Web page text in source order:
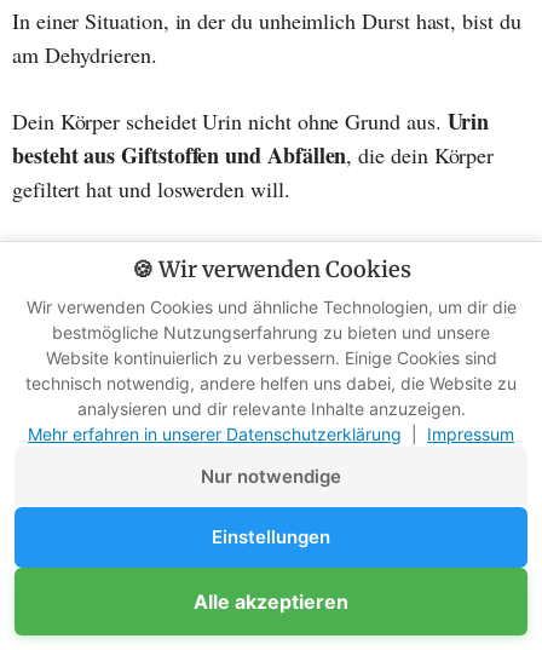
In einer Situation, in der du unheimlich Durst hast, bist du
am Dehydrieren.
Dein Körper scheidet Urin nicht ohne Grund aus. Urin
besteht aus Giftstoffen und Abfällen, die dein Körper
gefiltert hat und loswerden will.
Je mehr du dehydriert bist, desto konzentrierter sind die
Indem du den Urin mit den Giftstoffen trinkst, zwingst du
deinen Körper, sie erneut zu verarbeiten.
Genau, Wasser.
Wenn du mehr dazu wissen willst, lies meinen Artikel
Unterstütze Survival-Kompass
🍪 Wir verwenden Cookies
Wir verwenden Cookies und ähnliche Technologien, um dir die
bestmögliche Nutzungserfahrung zu bieten und unsere
Website kontinuierlich zu verbessern. Einige Cookies sind
technisch notwendig, andere helfen uns dabei, die Website zu
analysieren und dir relevante Inhalte anzuzeigen.
Mehr erfahren in unserer Datenschutzerklärung
Impressum
Nur notwendige
Einstellungen
Alle akzeptieren